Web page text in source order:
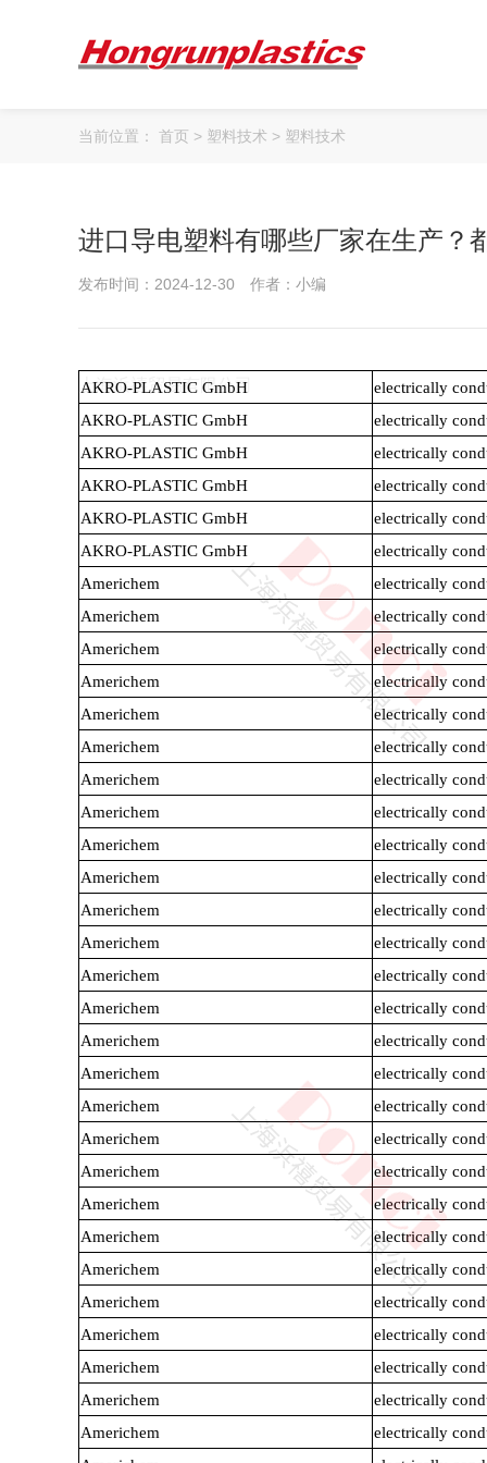
荣誉资质
PC
POM PPS
PBT
LCP
Nylon PE
当前位置： 首页 > 塑料技术 > 塑料技术
进口导电塑料有哪些厂家在生产？
发布时间：2024-12-30 作者：小编
AKRO-PLASTIC GmbH electrically
AKRO-PLASTIC GmbH
electrically
AKRO-PLASTIC GmbH
electrically
AKRO-PLASTIC GmbH
electrically
AKRO-PLASTIC GmbH
electrically
AKRO-PLASTIC GmbH
electrically
Americhem
electrically
Americhem
electrically
Americhem
electrically
Americhem
electrically
Americhem
electrically
Americhem
electrically
Americhem
electrically
Americhem
electrically
Americhem
electrically
Americhem
electrically
Americhem
electrically
Americhem
electrically
Americhem
electrically
Americhem
electrically
Americhem
electrically
Americhem
electrically
Americhem
electrically
Americhem
electrically
Americhem
electrically
Americhem
electrically
Americhem
electrically
Americhem
electrically
Americhem
electrically
Americhem
electrically
Americhem
electrically
Americhem
electrically
Americhem
electrically